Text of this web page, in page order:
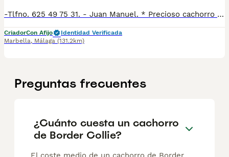
-Tlfno. 625 49 75 31. - Juan Manuel. * Precioso cachorro bicolor listo para entregar. * Criamos a nuestros cachorros en un ambiente familiar, por lo que tienen sociabilización con niños y con otros. * Llevan vacunas al día según edad y también la desparasitación. * Se entregan con la cartilla veterinaria sellada por el veterinario. .
CriadorCon Afijo
Identidad Verificada
Marbella, Málaga (131.2km)
Preguntas frecuentes
¿Cuánto cuesta un cachorro
de Border Collie?